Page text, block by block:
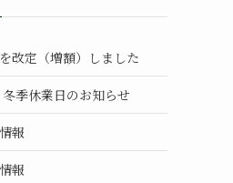
改定（増額）しました
冬季休業日のお知らせ
報
報